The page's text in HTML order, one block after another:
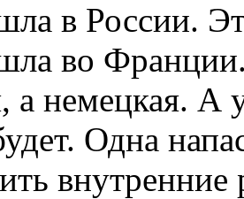
в России.
во
а немецкая. А
Одна
внутренние